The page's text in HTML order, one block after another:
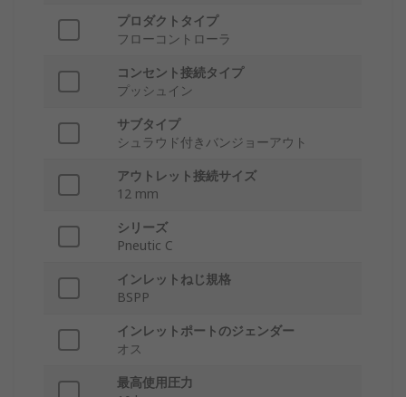
プロダクトタイプ
フローコントローラ
コンセント接続タイプ
プッシュイン
サブタイプ
シュラウド付きバンジョーアウト
アウトレット接続サイズ
12 mm
シリーズ
Pneutic C
インレットねじ規格
BSPP
インレットポートのジェンダー
オス
最高使用圧力